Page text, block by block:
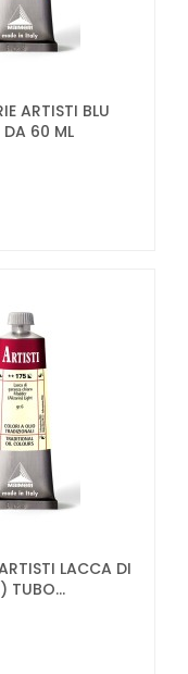
ARTISTI BLU
60 ML
LACCA DI
TUBO...